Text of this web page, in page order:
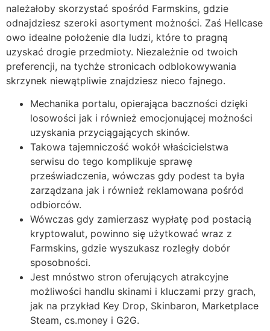
należałoby skorzystać spośród Farmskins, gdzie
odnajdziesz szeroki asortyment możności. Zaś Hellcase
owo idealne położenie dla ludzi, które to pragną
uzyskać drogie przedmioty. Niezależnie od twoich
preferencji, na tychże stronicach odblokowywania
skrzynek niewątpliwie znajdziesz nieco fajnego.
Mechanika portalu, opierająca baczności dzięki
losowości jak i również emocjonującej możności
uzyskania przyciągających skinów.
Takowa tajemniczość wokół właścicielstwa
serwisu do tego komplikuje sprawę
przeświadczenia, wówczas gdy podest ta była
zarządzana jak i również reklamowana pośród
odbiorców.
Wówczas gdy zamierzasz wypłatę pod postacią
kryptowalut, powinno się użytkować wraz z
Farmskins, gdzie wyszukasz rozległy dobór
sposobności.
Jest mnóstwo stron oferujących atrakcyjne
możliwości handlu skinami i kluczami przy grach,
jak na przykład Key Drop, Skinbaron, Marketplace
Steam, cs.money i G2G.